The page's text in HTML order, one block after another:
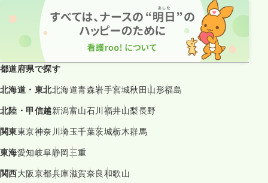
都道府県で探す
北海道・東北北海道青森岩手宮城秋田山形福島
北陸・甲信越新潟富山石川福井山梨長野
関東東京神奈川埼玉千葉茨城栃木群馬
東海愛知岐阜静岡三重
関西大阪京都兵庫滋賀奈良和歌山